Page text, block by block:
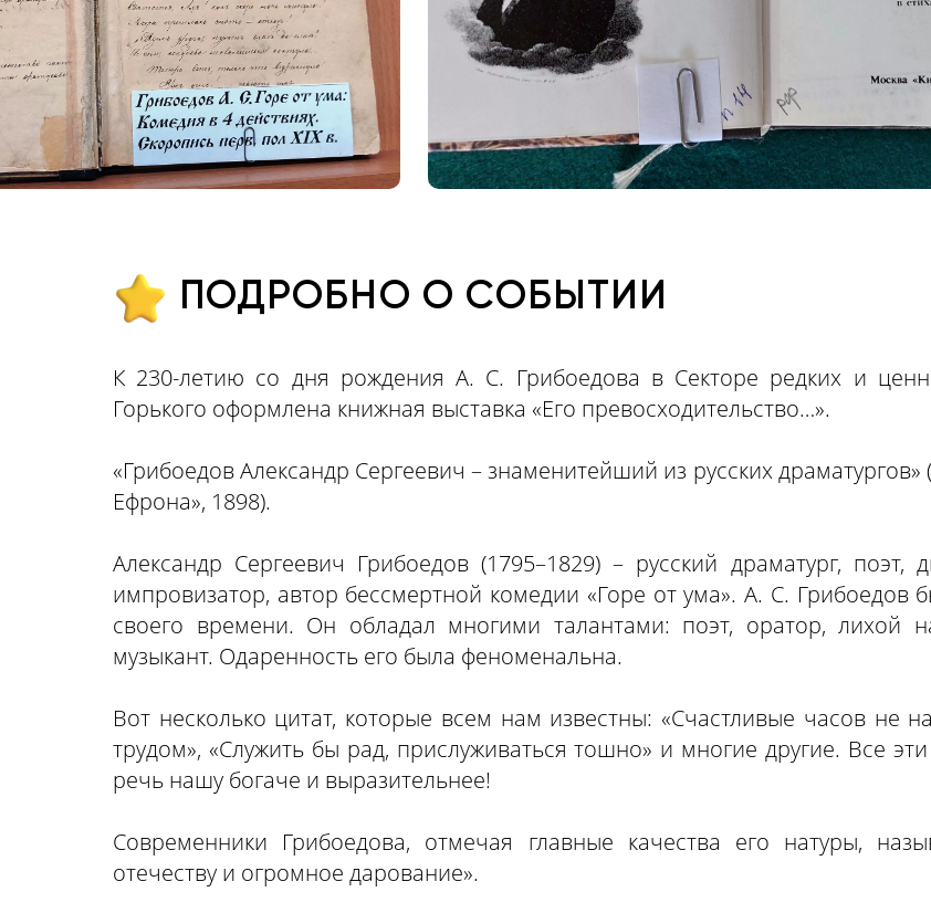
ПОДРОБНО О СОБЫТИИ
К 230-летию со дня рождения А. С. Грибоедова в Секторе редких и
Горького оформлена книжная выставка «Его превосходительство…».
«Грибоедов Александр Сергеевич – знаменитейший из русских
Ефрона», 1898).
Александр Сергеевич Грибоедов (1795–1829) – русский драматург, поэт,
импровизатор, автор бессмертной комедии «Горе от ума». А. С.
своего времени. Он обладал многими талантами: поэт, оратор, лихой
музыкант. Одаренность его была феноменальна.
Вот несколько цитат, которые всем нам известны: «Счастливые часов не
трудом», «Служить бы рад, прислуживаться тошно» и многие другие. Все
речь нашу богаче и выразительнее!
Современники Грибоедова, отмечая главные качества его натуры,
отечеству и огромное дарование».